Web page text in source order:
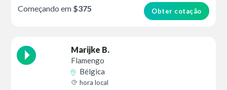
Obter cotação
Começando em $375
Marijke B.
Flamengo
Bélgica
hora local